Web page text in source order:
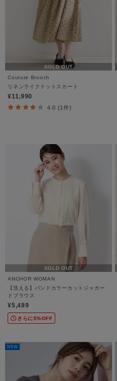
SOLD OUT
Couture Brooch
リネンライクドットスカート
¥11,990
4.0 (1件)
SOLD OUT
ANCHOR WOMAN
【洗える】バンドカラーカットジャガー
ドブラウス
¥5,489
さらに5%OFF
NEW